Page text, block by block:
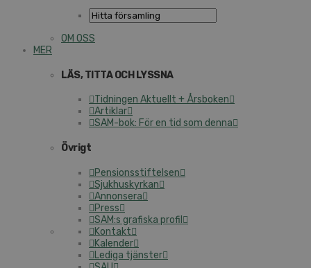
OM OSS
MER
LÄS, TITTA OCH LYSSNA
Tidningen Aktuellt + Årsboken
Artiklar
SAM-bok: För en tid som denna
Övrigt
Pensionsstiftelsen
Sjukhuskyrkan
Annonsera
Press
SAM:s grafiska profil
Kontakt
Kalender
Lediga tjänster